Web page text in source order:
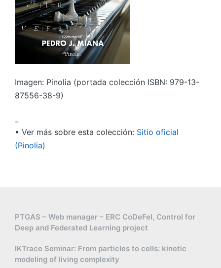
Imagen: Pinolia (portada colección ISBN: 979-13-
87556-38-9)
• Ver más sobre esta colección: Sitio oficial
(Pinolia)
PTGAS – Web manager – ERC CoDeFel, Control for
Deep and Federated Learning project
IKTrace Seminar: From particles to cells: kinetic
modeling of living complexity